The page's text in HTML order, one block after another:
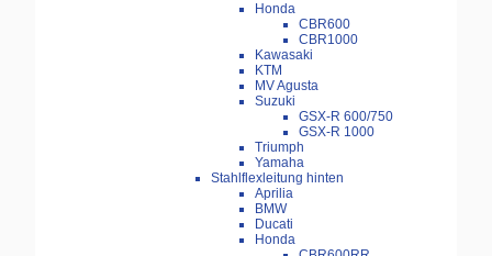
Honda
CBR600
CBR1000
Kawasaki
KTM
MV Agusta
Suzuki
GSX-R 600/750
GSX-R 1000
Triumph
Yamaha
Stahlflexleitung hinten
Aprilia
BMW
Ducati
Honda